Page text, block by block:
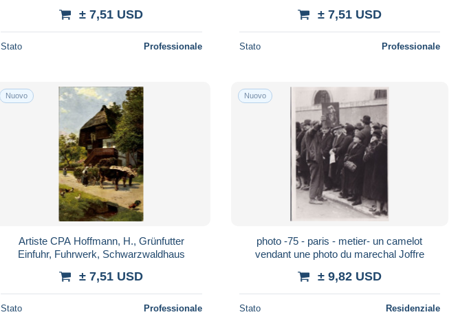
± 7,51 USD
Stato Professionale
± 7,51 USD
Stato Professionale
Nuovo
Artiste CPA Hoffmann, H., Grünfutter
Einfuhr, Fuhrwerk, Schwarzwaldhaus
± 7,51 USD
Stato Professionale
Nuovo
photo -75 - paris - metier- un camelot
vendant une photo du marechal Joffre
± 9,82 USD
Stato Residenziale